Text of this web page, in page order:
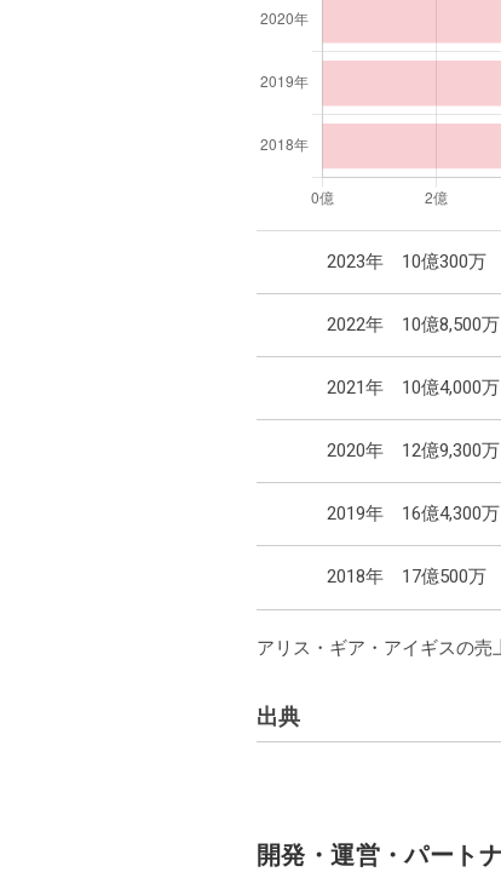
2023年 10億300万
2022年 10億8,500万
2021年 10億4,000万
2020年 12億9,300万
2019年 16億4,300万
2018年 17億500万
アリス・ギア・アイギスの売
出典
開発・運営・パート